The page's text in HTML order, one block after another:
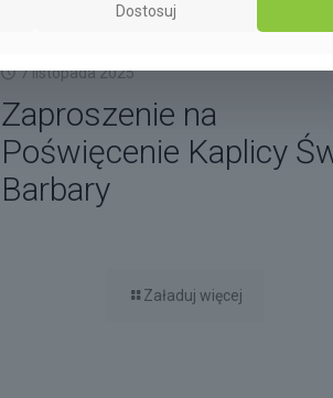
7 listopada 2025
Zaproszenie na
Poświęcenie Kaplicy
Barbary
Załaduj więcej
Dostosuj